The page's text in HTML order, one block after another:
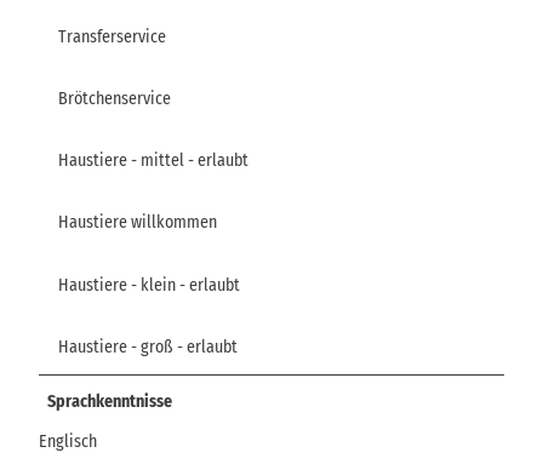
Transferservice
Brötchenservice
Haustiere - mittel - erlaubt
Haustiere willkommen
Haustiere - klein - erlaubt
Haustiere - groß - erlaubt
Sprachkenntnisse
Englisch